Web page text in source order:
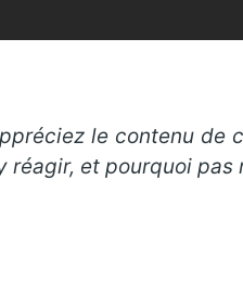
le contenu de
réagir, et pourquoi pas